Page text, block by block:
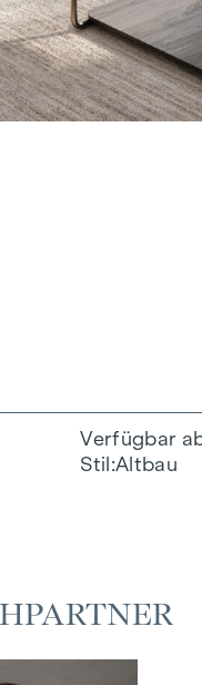
Verfügbar
Stil Altbau